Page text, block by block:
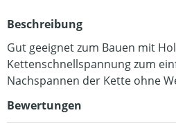
Beschreibung
Gut geeignet zum Bauen mit
Kettenschnellspannung zum
Nachspannen der Kette ohne
Bewertungen